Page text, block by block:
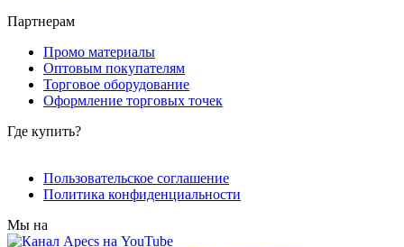
Партнерам
Промо материалы
Оптовым покупателям
Торговое оборудование
Оформление торговых точек
Где купить?
Пользовательское соглашение
Политика конфиденциальности
Мы на